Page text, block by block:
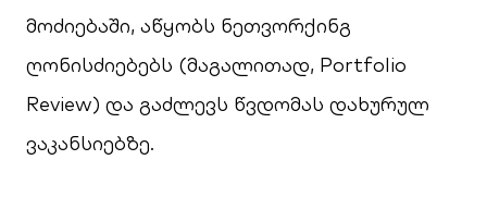
მოძიებაში, აწყობს ნეთვორქინგ
ღონისძიებებს (მაგალითად, Portfolio
Review) და გაძლევს წვდომას დახურულ
ვაკანსიებზე.